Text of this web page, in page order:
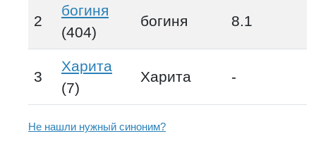
2
богиня
(404)
богиня 8.1
3
Харита
(7)
Харита -
Не нашли нужный синоним?